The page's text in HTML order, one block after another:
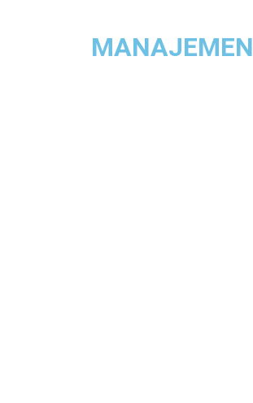
MANAJEMEN